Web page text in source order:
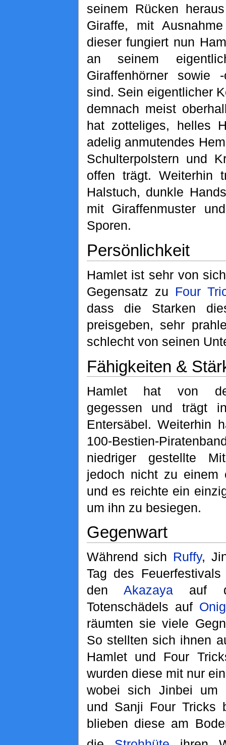
seinem Rücken
Giraffe, mit
dieser fungiert nun
an seinem
Giraffenhörner sowie
sind. Sein eigentlicher
demnach meist
hat zotteliges, helles
adelig anmutendes
Schulterpolstern und
offen trägt. Weiterhin
Halstuch, dunkle
mit Giraffenmuster
Sporen.
Persönlichkeit
Hamlet ist sehr von
Gegensatz zu Four
dass die Starken
preisgeben, sehr
schlecht von seinen
Fähigkeiten &
Hamlet hat von
gegessen und trägt
Entersäbel. Weiterhin
100-Bestien-
niedriger gestellte
jedoch nicht zu einem
und es reichte ein
um ihn zu besiegen.
Gegenwart
Während sich Ruffy,
Tag des
denAkazaya auf
Totenschädels auf
räumten sie viele
So stellten sich ihnen
Hamlet und Four
wurden diese mit nur
wobei sich Jinbei um
und Sanji Four Tricks
blieben diese am